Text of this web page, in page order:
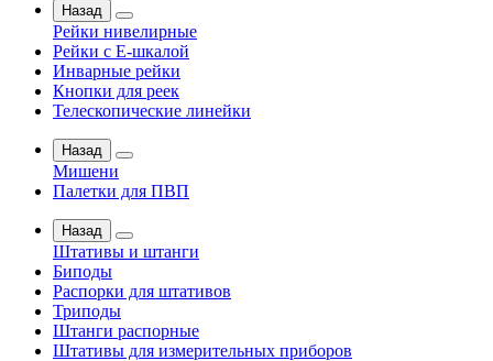
Назад
Рейки нивелирные
Рейки с Е-шкалой
Инварные рейки
Кнопки для реек
Телескопические линейки
Назад
Мишени
Палетки для ПВП
Назад
Штативы и штанги
Биподы
Распорки для штативов
Триподы
Штанги распорные
Штативы для измерительных приборов